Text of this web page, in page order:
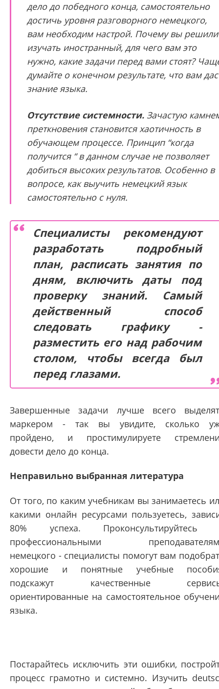
дело до победного конца, самостоятельно
достичь уровня разговорного немецкого,
вам необходим настрой. Почему вы решили
изучать иностранный, для чего вам это
нужно, какие задачи перед вами стоят?
думайте о конечном результате, что вам
знание языка.
Отсутствие системности. Зачастую
преткновения становится хаотичность в
обучающем процессе. Принцип “когда
получится “ в данном случае не позволяет
добиться высоких результатов. Особенно в
вопросе, как выучить немецкий язык
самостоятельно с нуля.
Специалисты рекомендуют
разработать подробный
план, расписать занятия по
дням, включить даты под
проверку знаний. Самый
действенный способ
следовать графику -
разместить его над рабочим
столом, чтобы всегда был
перед глазами.
Завершенные задачи лучше всего
маркером - так вы увидите, сколько
пройдено, и простимулируете
довести дело до конца.
Неправильно выбранная литература
От того, по каким учебникам вы занимаетесь
какими онлайн ресурсами пользуетесь,
80% успеха. Проконсультируйтесь
профессиональными
немецкого - специалисты помогут вам
хорошие и понятные учебные
подскажут качественные
ориентированные на самостоятельное
языка.
Постарайтесь исключить эти ошибки,
процесс грамотно и системно. Изучить